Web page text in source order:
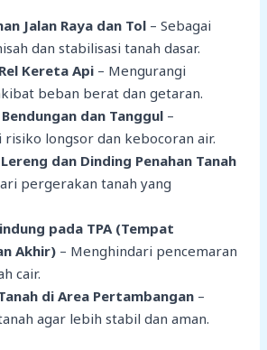
Jalan Raya dan Tol – Sebagai
dan stabilisasi tanah dasar.
Kereta Api – Mengurangi
beban berat dan getaran.
dan Tanggul –
risiko longsor dan kebocoran air.
dan Dinding Penahan Tanah
pergerakan tanah yang
pada TPA (Tempat
Akhir) – Menghindari pencemaran
cair.
di Area Pertambangan –
agar lebih stabil dan aman.